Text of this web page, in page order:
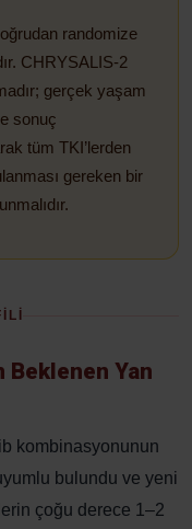
randomize
CHRYSALIS-2
gerçek yaşam
sonuç
tüm TKI’lerden
gereken bir
Beklenen Yan
kombinasyonunun
bulundu ve yeni
çoğu derece 1–2